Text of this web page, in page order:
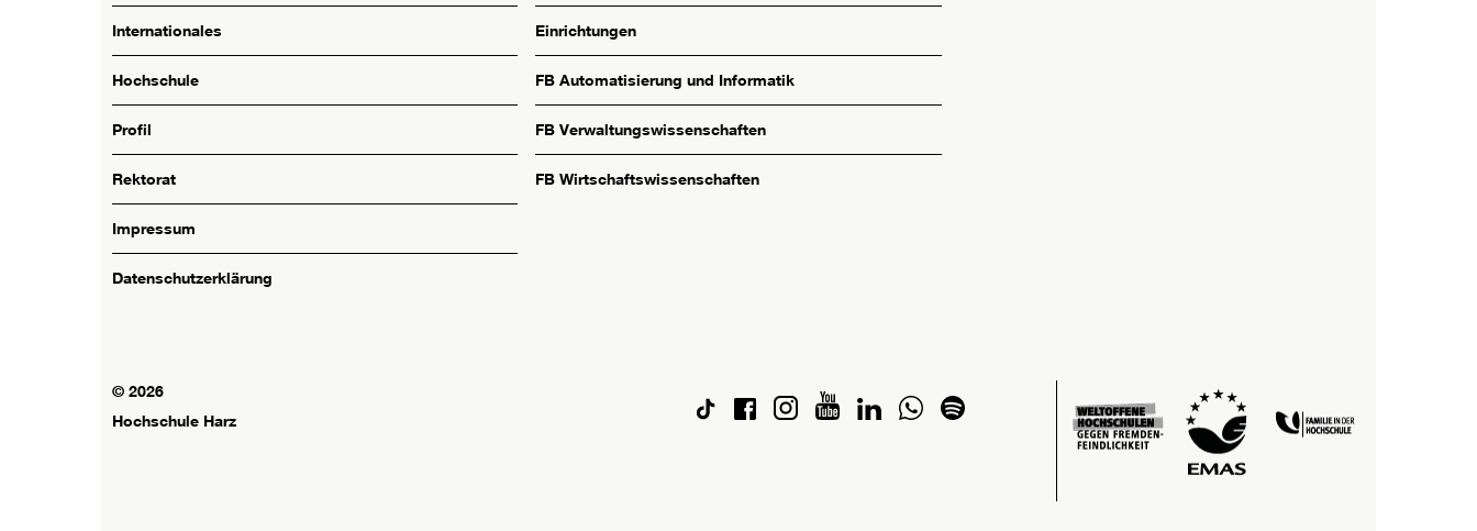
Internationales
Hochschule
Profil
Rektorat
Impressum
Datenschutzerklärung
Einrichtungen
FB Automatisierung und Informatik
FB Verwaltungswissenschaften
FB Wirtschaftswissenschaften
© 2026
Hochschule Harz